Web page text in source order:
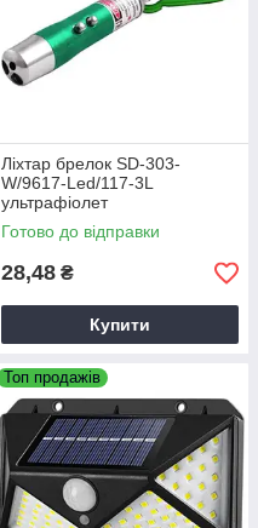
Ліхтар брелок SD-303-
W/9617-Led/117-3L
ультрафіолет
Готово до відправки
28,48 ₴
Купити
Топ продажів